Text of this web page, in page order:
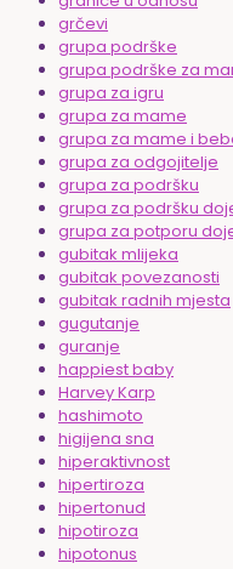
grčevi
grupa podrške
grupa podrške za
grupa za igru
grupa za mame
grupa za mame i
grupa za odgojitelje
grupa za podršku
grupa za podršku
grupa za potporu
gubitak mlijeka
gubitak povezanosti
gubitak radnih mjesta
gugutanje
guranje
happiest baby
Harvey Karp
hashimoto
higijena sna
hiperaktivnost
hipertiroza
hipertonud
hipotiroza
hipotonus